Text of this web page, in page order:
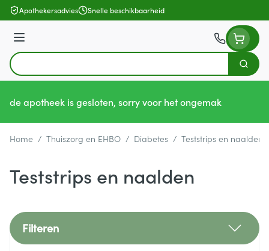
Ga naar de inhoud
Apothekersadvies Snelle beschikbaarheid
Menu
Product, merk, categorie...
Zoek
de apotheek is gesloten, sorry voor het ongemak
Home / Thuiszorg en EHBO / Diabetes / Teststrips en naalden
Teststrips en naalden
Filteren